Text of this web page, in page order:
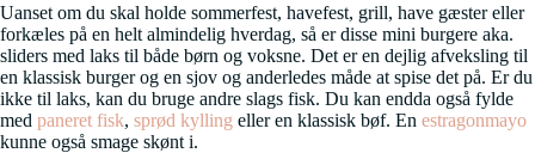
Uanset om du skal holde sommerfest, havefest, grill, have gæster eller
forkæles på en helt almindelig hverdag, så er disse mini burgere aka.
sliders med laks til både børn og voksne. Det er en dejlig afveksling til
en klassisk burger og en sjov og anderledes måde at spise det på. Er du
ikke til laks, kan du bruge andre slags fisk. Du kan endda også fylde
med paneret fisk, sprød kylling eller en klassisk bøf. En estragonmayo
kunne også smage skønt i.